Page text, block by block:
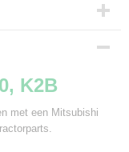
K2B
met een Mitsubishi